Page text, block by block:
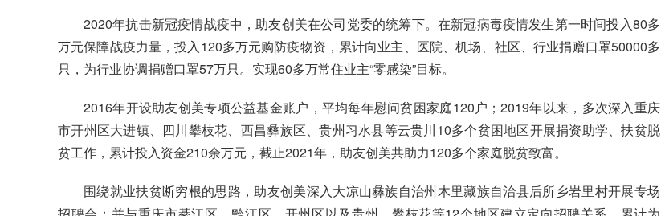
2020年抗击新冠疫情战疫中，助友创美在公司党委的统筹下。在新冠病毒疫情发生第一时间投入80多
万元保障战疫力量，投入120多万元购防疫物资，累计向业主、医院、机场、社区、行业捐赠口罩50000多
只，为行业协调捐赠口罩57万只。实现60多万常住业主“零感染”目标。
2016年开设助友创美专项公益基金账户，平均每年慰问贫困家庭120户；2019年以来，多次深入重庆
市开州区大进镇、四川攀枝花、西昌彝族区、贵州习水县等云贵川10多个贫困地区开展捐资助学、扶贫脱
贫工作，累计投入资金210余万元，截止2021年，助友创美共助力120多个家庭脱贫致富。
围绕就业扶贫断穷根的思路，助友创美深入大凉山彝族自治州木里藏族自治县后所乡岩里村开展专场